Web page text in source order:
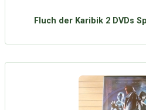
Fluch der Karibik 2 DVDs